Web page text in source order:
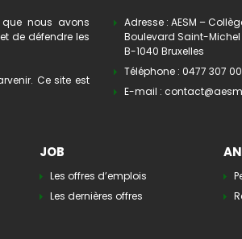
nous avons
de défendre les
Ce site est
Adresse : AESM –
Boulevard Saint-Michel
B-1040 Bruxelles
Téléphone : 0477 307
E-mail :
JOB
Les offres d’emplois
Les dernières offres